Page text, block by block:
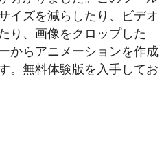
イズを減らしたり、ビデオ
り、画像をクロップした
からアニメーションを作成
。無料体験版を入手してお